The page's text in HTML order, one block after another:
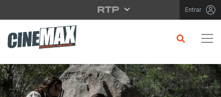
Saltar para o conteúdo principal Entrar